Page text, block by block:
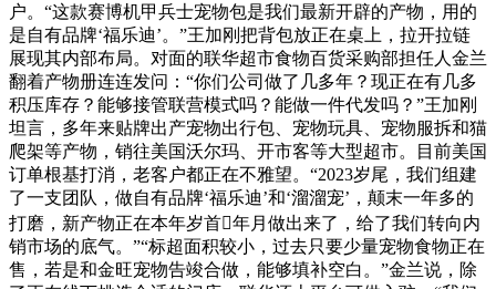
户。“这款赛博机甲兵士宠物包是我们最新开辟的产物，用的
是自有品牌‘福乐迪’。”王加刚把背包放正在桌上，拉开拉链
展现其内部布局。对面的联华超市食物百货采购部担任人金兰
翻着产物册连连发问：“你们公司做了几多年？现正在有几多
积压库存？能够接管联营模式吗？能做一件代发吗？”王加刚
坦言，多年来贴牌出产宠物出行包、宠物玩具、宠物服拆和猫
爬架等产物，销往美国沃尔玛、开市客等大型超市。目前美国
订单根基打消，老客户都正在不雅望。“2023岁尾，我们组建
了一支团队，做自有品牌‘福乐迪’和‘溜溜宠’，颠末一年多的
打磨，新产物正在本年岁首年月做出来了，给了我们转向内
销市场的底气。”“标超面积较小，过去只要少量宠物食物正在
售，若是和金旺宠物告竣合做，能够填补空白。”金兰说，除